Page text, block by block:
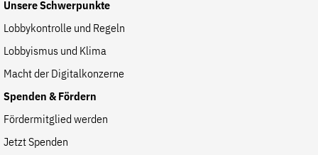
Unsere Schwerpunkte
Lobbykontrolle und Regeln
Lobbyismus und Klima
Macht der Digitalkonzerne
Spenden & Fördern
Fördermitglied werden
Jetzt Spenden